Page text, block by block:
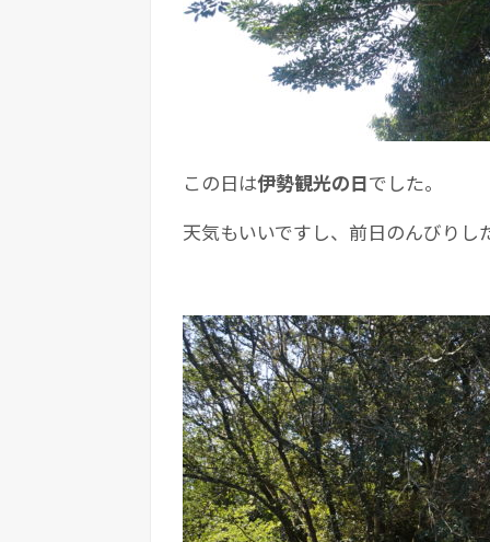
この日は伊勢観光の日でした。
天気もいいですし、前日のんびり